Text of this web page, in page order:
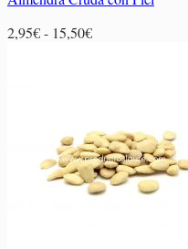
2,95€- 15,50€Rango
hasta
15,50€